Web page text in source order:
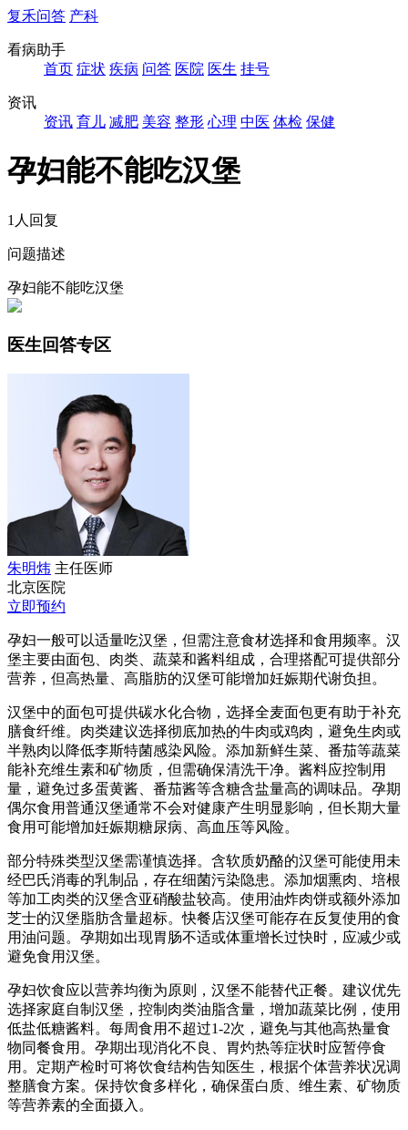
复禾问答 产科
看病助手
首页 症状 疾病 问答 医院 医生 挂号
资讯
资讯 育儿 减肥 美容 整形 心理 中医 体检 保健
孕妇能不能吃汉堡
1人回复
问题描述
孕妇能不能吃汉堡
医生回答专区
朱明炜 主任医师
北京医院
立即预约
孕妇一般可以适量吃汉堡，但需注意食材选择和食用频率。汉
堡主要由面包、肉类、蔬菜和酱料组成，合理搭配可提供部分
营养，但高热量、高脂肪的汉堡可能增加妊娠期代谢负担。
汉堡中的面包可提供碳水化合物，选择全麦面包更有助于补充
膳食纤维。肉类建议选择彻底加热的牛肉或鸡肉，避免生肉或
半熟肉以降低李斯特菌感染风险。添加新鲜生菜、番茄等蔬菜
能补充维生素和矿物质，但需确保清洗干净。酱料应控制用
量，避免过多蛋黄酱、番茄酱等含糖含盐量高的调味品。孕期
偶尔食用普通汉堡通常不会对健康产生明显影响，但长期大量
食用可能增加妊娠期糖尿病、高血压等风险。
部分特殊类型汉堡需谨慎选择。含软质奶酪的汉堡可能使用未
经巴氏消毒的乳制品，存在细菌污染隐患。添加烟熏肉、培根
等加工肉类的汉堡含亚硝酸盐较高。使用油炸肉饼或额外添加
芝士的汉堡脂肪含量超标。快餐店汉堡可能存在反复使用的食
用油问题。孕期如出现胃肠不适或体重增长过快时，应减少或
避免食用汉堡。
孕妇饮食应以营养均衡为原则，汉堡不能替代正餐。建议优先
选择家庭自制汉堡，控制肉类油脂含量，增加蔬菜比例，使用
低盐低糖酱料。每周食用不超过1-2次，避免与其他高热量食
物同餐食用。孕期出现消化不良、胃灼热等症状时应暂停食
用。定期产检时可将饮食结构告知医生，根据个体营养状况调
整膳食方案。保持饮食多样化，确保蛋白质、维生素、矿物质
等营养素的全面摄入。